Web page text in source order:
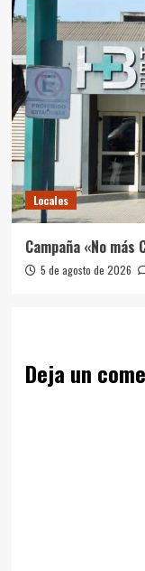
Locales
Campaña «No
5 de agosto de 2026
Deja un